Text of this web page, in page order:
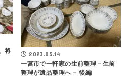
将
2023.05.14
一宮市で一軒家の生前整理－生前
整理が遺品整理へ－ 後編